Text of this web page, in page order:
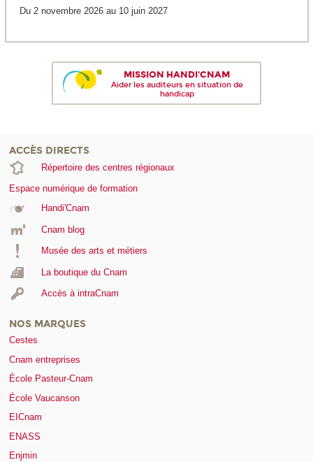
Du 2 novembre 2026 au 10 juin 2027
MISSION HANDI'CNAM
Aider les auditeurs en situation de
handicap
ACCÈS DIRECTS
Répertoire des centres régionaux
Espace numérique de formation
Handi'Cnam
Cnam blog
Musée des arts et métiers
La boutique du Cnam
Accès à intraCnam
NOS MARQUES
Cestes
Cnam entreprises
École Pasteur-Cnam
École Vaucanson
EICnam
ENASS
Enjmin